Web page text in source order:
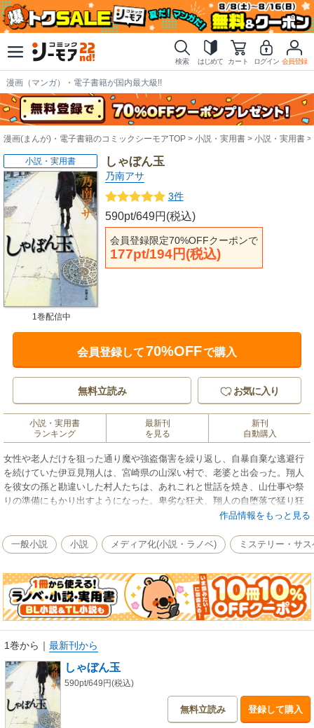
検索 はじめて カート ログイン 会員登録
漫画（マンガ）・電子書籍が国内最大級!!
漫画(まんが)・電子書籍のコミックシーモアTOP 小説・実用書 小説・実用書
しゃぼん玉
乃南アサ
3件
590pt/649円(税込)
会員登録限定70%OFFクーポンで
177pt/194円(税込)
小説・実用書
1巻配信中
会員登録して70%OFFで購入
無料立読み お気に入り
小説・実用書
ランキング
最新刊
を見る
新刊
自動購入
女性や老人だけを狙った通り魔や強盗傷害を繰り返し、自暴自棄な逃避行
を続けていた伊豆見翔人は、宮崎県の山深い村で、老婆と出会った。翔人
を彼女の孫と勘違いした村人たちは、あれこれと世話を焼き、山仕事や祭
りの準備にもかり出すようになった。卑劣な狂犬、翔人の自堕落で猛り狂
った心を村人たちは優しく包み込むのだが……。涙なくしては読めない心
作品情報をもっと見る
一般小説 小説 メディア化(小説・ラノベ) ミステリー・サ
1巻から ｜ 最新刊から
しゃぼん玉
590pt/649円(税込)
無料立読み 登録して購入